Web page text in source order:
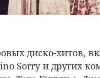
диско-хитов,
Sorry и других